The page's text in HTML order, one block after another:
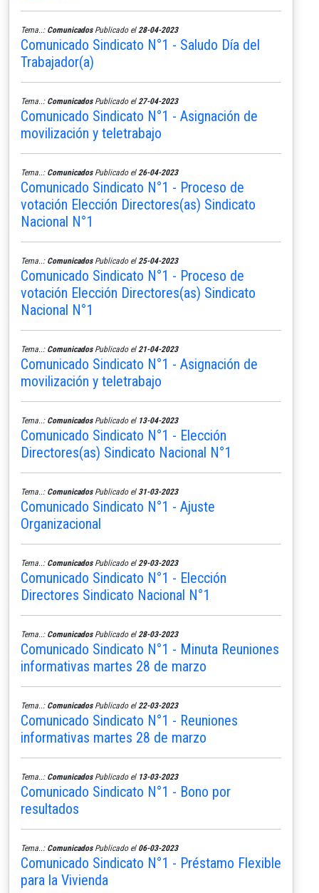
Tema..: ComunicadosPublicado el 28-04-2023
Comunicado Sindicato N°1 - Saludo Día del
Trabajador(a)
Tema..: ComunicadosPublicado el 27-04-2023
Comunicado Sindicato N°1 - Asignación de
movilización y teletrabajo
Tema..: ComunicadosPublicado el 26-04-2023
Comunicado Sindicato N°1 - Proceso de
votación Elección Directores(as) Sindicato
Nacional N°1
Tema..: ComunicadosPublicado el 25-04-2023
Comunicado Sindicato N°1 - Proceso de
votación Elección Directores(as) Sindicato
Nacional N°1
Tema..: ComunicadosPublicado el 21-04-2023
Comunicado Sindicato N°1 - Asignación de
movilización y teletrabajo
Tema..: ComunicadosPublicado el 13-04-2023
Comunicado Sindicato N°1 - Elección
Directores(as) Sindicato Nacional N°1
Tema..: ComunicadosPublicado el 31-03-2023
Comunicado Sindicato N°1 - Ajuste
Organizacional
Tema..: ComunicadosPublicado el 29-03-2023
Comunicado Sindicato N°1 - Elección
Directores Sindicato Nacional N°1
Tema..: ComunicadosPublicado el 28-03-2023
Comunicado Sindicato N°1 - Minuta Reuniones
informativas martes 28 de marzo
Tema..: ComunicadosPublicado el 22-03-2023
Comunicado Sindicato N°1 - Reuniones
informativas martes 28 de marzo
Tema..: ComunicadosPublicado el 13-03-2023
Comunicado Sindicato N°1 - Bono por
resultados
Tema..: ComunicadosPublicado el 06-03-2023
Comunicado Sindicato N°1 - Préstamo Flexible
para la Vivienda